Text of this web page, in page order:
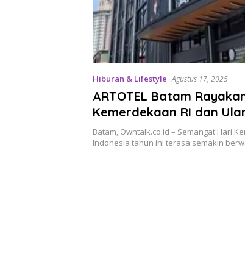
Hiburan & Lifestyle Agustus 17, 2025
ARTOTEL Batam
Kemerdekaan RI dan
dengan Kampanye
Semarak”
Batam, Owntalk.co.id – Semangat Hari
Indonesia tahun ini terasa semakin